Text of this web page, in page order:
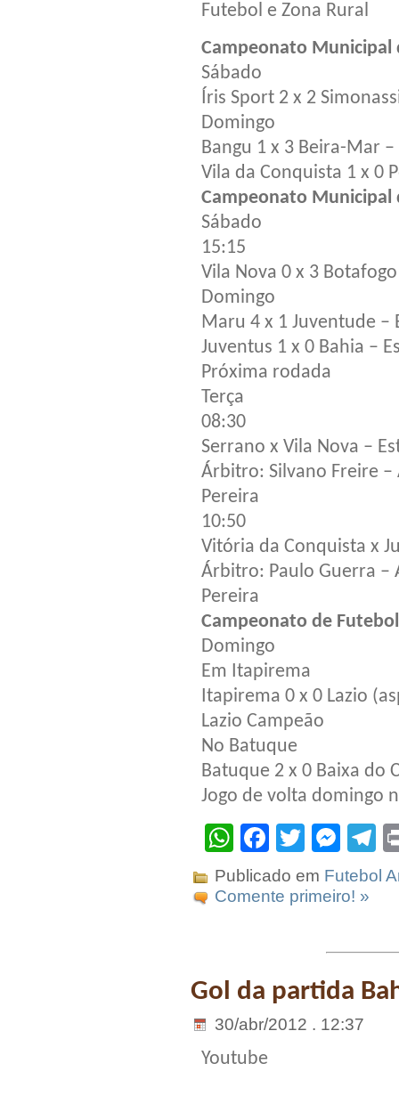
Futebol e Zona Rural
Campeonato Municipal
Sábado
Íris Sport 2 x 2
Domingo
Bangu 1 x 3 Beira-Mar
Vila da Conquista 1 x 0
Campeonato Municipal
Sábado
15:15
Vila Nova 0 x 3
Domingo
Maru 4 x 1 Juventude –
Juventus 1 x 0 Bahia –
Próxima rodada
Terça
08:30
Serrano x Vila Nova –
Árbitro: Silvano Freire
Pereira
10:50
Vitória da Conquista x
Árbitro: Paulo Guerra –
Pereira
Campeonato de
Domingo
Em Itapirema
Itapirema 0 x 0 Lazio
Lazio Campeão
No Batuque
Batuque 2 x 0 Baixa do
Jogo de volta domingo
WhatsApp
Facebook
Twitter
Publicado em Futebol
Comente primeiro! »
Gol da partida
30/abr/2012 . 12:37
Youtube